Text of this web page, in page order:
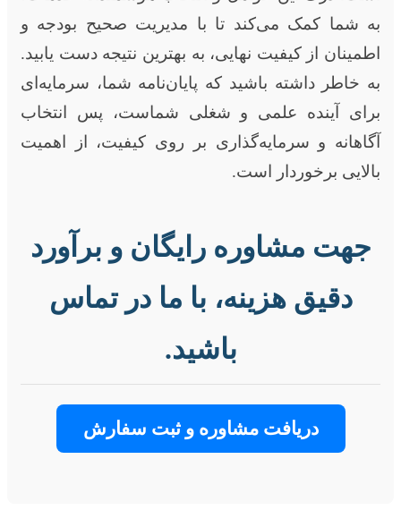
به شما کمک می‌کند تا با مدیریت صحیح بودجه و
اطمینان از کیفیت نهایی، به بهترین نتیجه دست یابید.
به خاطر داشته باشید که پایان‌نامه شما، سرمایه‌ای
برای آینده علمی و شغلی شماست، پس انتخاب
آگاهانه و سرمایه‌گذاری بر روی کیفیت، از اهمیت
بالایی برخوردار است.
جهت مشاوره رایگان و برآورد
دقیق هزینه، با ما در تماس
باشید.
دریافت مشاوره و ثبت سفارش